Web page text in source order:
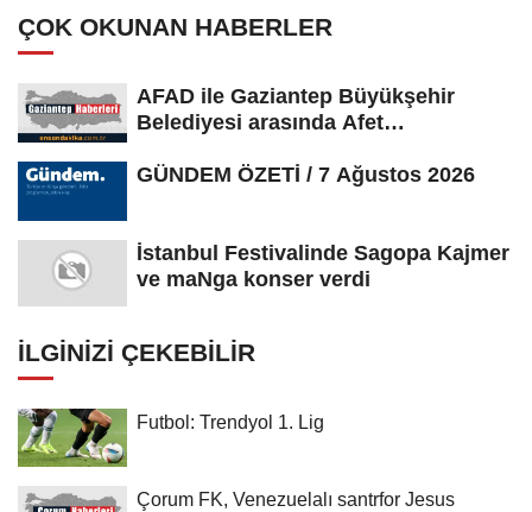
ÇOK OKUNAN HABERLER
AFAD ile Gaziantep Büyükşehir
Belediyesi arasında Afet
GÜNDEM ÖZETİ / 7 Ağustos 2026
İstanbul Festivalinde Sagopa Kajmer
ve maNga konser verdi
İLGINIZI ÇEKEBILIR
Futbol: Trendyol 1. Lig
Çorum FK, Venezuelalı santrfor Jesus